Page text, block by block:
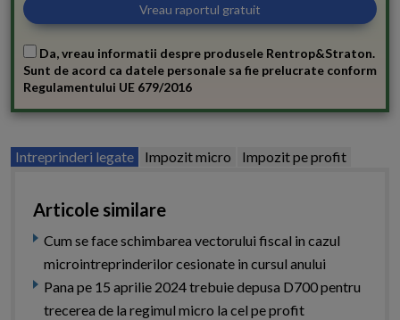
Da, vreau informatii despre produsele Rentrop&Straton.
Sunt de acord ca datele personale sa fie prelucrate conform
Regulamentului UE 679/2016
Intreprinderi legate Impozit micro Impozit pe profit
Articole similare
Cum se face schimbarea vectorului fiscal in cazul
microintreprinderilor cesionate in cursul anului
Pana pe 15 aprilie 2024 trebuie depusa D700 pentru
trecerea de la regimul micro la cel pe profit